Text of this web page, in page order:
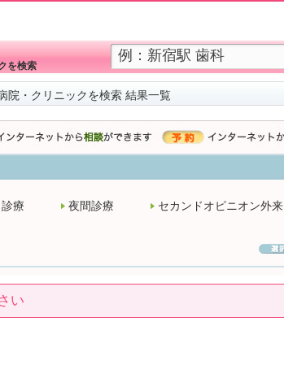
を検索
院・クリニックを検索 結果一覧
療 夜間診療
セカンドオピニオン外来
い